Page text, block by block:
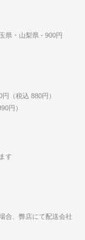
県・山梨県 - 900円
（税込 880円）
円）
す
合、弊店にて配送会社